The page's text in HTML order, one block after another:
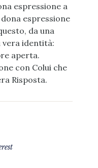
espressione a
espressione
da una
vera identità:
aperta.
con Colui che
Risposta.